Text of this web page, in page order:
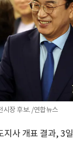
시장 후보. /연합뉴스
사 개표 결과, 3